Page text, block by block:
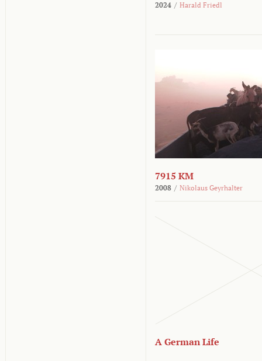
2024 / Harald Friedl
7915 KM
2008 / Nikolaus Geyrhalter
A German Life